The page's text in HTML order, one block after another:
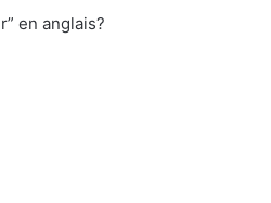
en anglais?